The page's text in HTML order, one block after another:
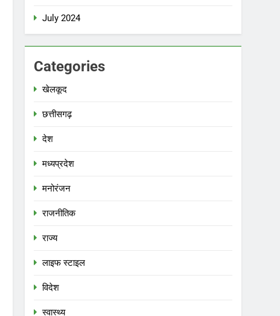
July 2024
Categories
खेलकूद
छत्तीसगढ़
देश
मध्‍यप्रदेश
मनोरंजन
राजनीतिक
राज्य
लाइफ स्टाइल
विदेश
स्‍वास्‍थ्‍य